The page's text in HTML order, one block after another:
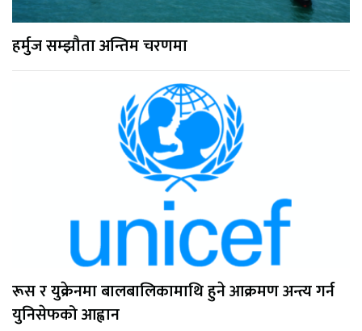
हर्मुज सम्झौता अन्तिम चरणमा
रूस र युक्रेनमा बालबालिकामाथि हुने आक्रमण अन्त्य गर्न
युनिसेफको आह्वान